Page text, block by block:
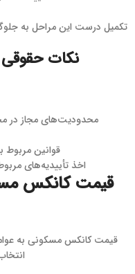
تکمیل درست این مراحل به
نکات حقوقی
محدودیت‌های مجاز در
قوانین مربوط
اخذ تأییدیه‌های
قیمت کانکس
قیمت کانکس مسکونی به